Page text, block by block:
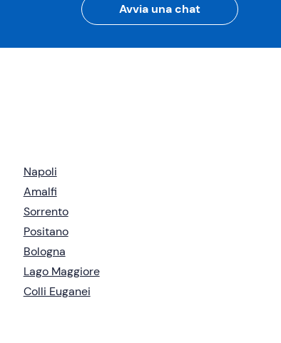
Avvia una chat
Napoli
Amalfi
Sorrento
Positano
Bologna
Lago Maggiore
Colli Euganei